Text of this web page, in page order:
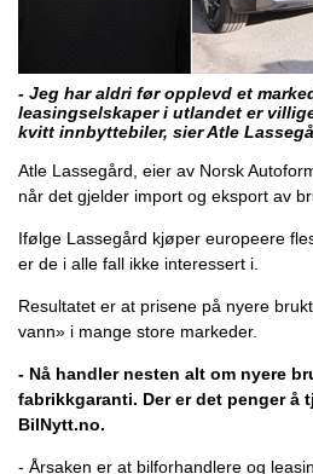
- Jeg har aldri før opplevd et
leasingselskaper i utlandet er
kvitt innbyttebiler, sier Atle
Atle Lassegård, eier av Norsk
når det gjelder import og eksport av
Ifølge Lassegård kjøper europeere
er de i alle fall ikke interessert i.
Resultatet er at prisene på nyere
vann» i mange store markeder.
- Nå handler nesten alt om nyere
fabrikkgaranti. Der er det penger å
BilNytt.no.
- Årsaken er at bilforhandlere og